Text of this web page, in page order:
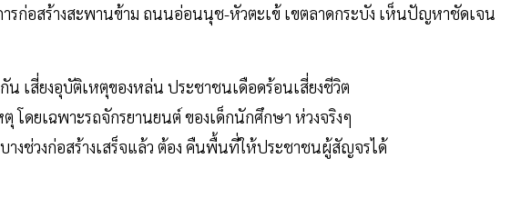
ารก่อสร้างสะพานข้าม ถนนอ่อนนุช-หัวตะเข้ เขตลาดกระบัง เห็นปัญหาชัดเจน
น เสี่ยงอุบัติเหตุของหล่น ประชาชนเดือดร้อนเสี่ยงชีวิต
โดยเฉพาะรถจักรยานยนต์ ของเด็กนักศึกษา ห่วงจริงๆ
งช่วงก่อสร้างเสร็จแล้ว ต้อง คืนพื้นที่ให้ประชาชนผู้สัญจรได้